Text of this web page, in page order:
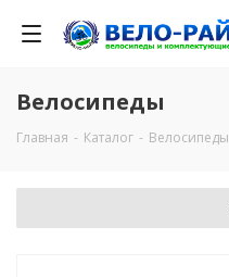
Велосипеды
Главная - Каталог - Велосипеды